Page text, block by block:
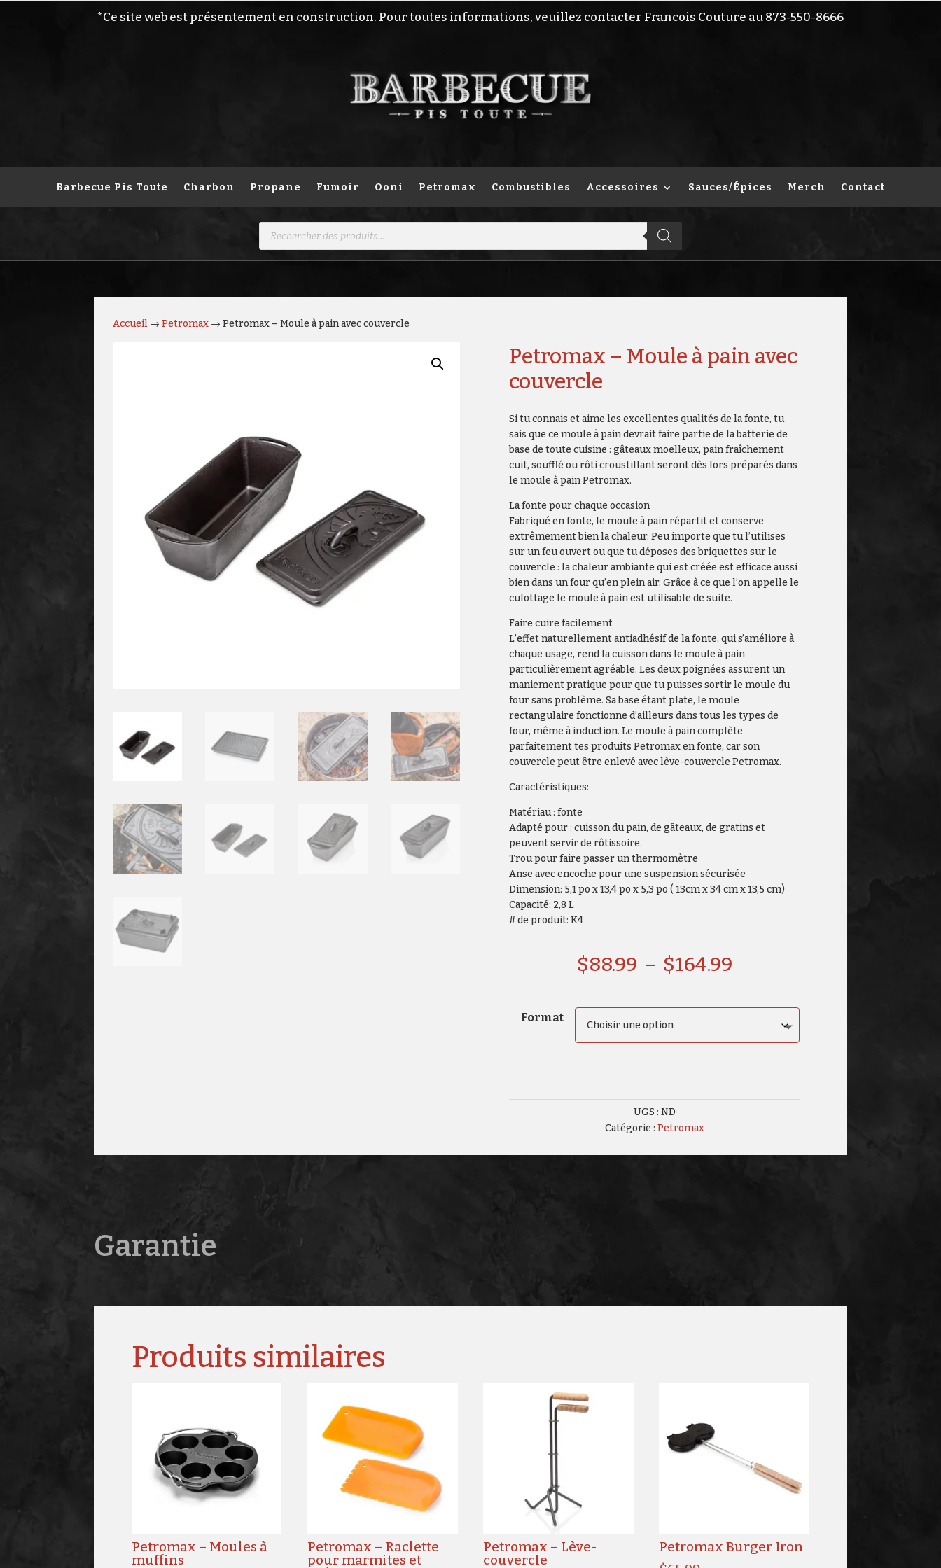
*Ce site web est présentement en construction. Pour toutes informations, veuillez contacter Francois Couture au 873-550-8666
Barbecue Pis Toute Charbon Propane Fumoir Ooni Petromax Combustibles Accessoires Sauces/Épices Merch Contact
Recherche
Accueil →Petromax → Petromax – Moule à pain avec couvercle
Petromax – Moule à pain avec
couvercle
Si tu connais et aime les excellentes qualités de la fonte, tu
sais que ce moule à pain devrait faire partie de la batterie de
base de toute cuisine : gâteaux moelleux, pain fraîchement
cuit, soufflé ou rôti croustillant seront dès lors préparés dans
le moule à pain Petromax.
La fonte pour chaque occasion
Fabriqué en fonte, le moule à pain répartit et conserve
extrêmement bien la chaleur. Peu importe que tu l’utilises
sur un feu ouvert ou que tu déposes des briquettes sur le
couvercle : la chaleur ambiante qui est créée est efficace aussi
bien dans un four qu’en plein air. Grâce à ce que l’on appelle le
culottage le moule à pain est utilisable de suite.
Faire cuire facilement
L’effet naturellement antiadhésif de la fonte, qui s’améliore à
chaque usage, rend la cuisson dans le moule à pain
particulièrement agréable. Les deux poignées assurent un
maniement pratique pour que tu puisses sortir le moule du
four sans problème. Sa base étant plate, le moule
rectangulaire fonctionne d’ailleurs dans tous les types de
four, même à induction. Le moule à pain complète
parfaitement tes produits Petromax en fonte, car son
couvercle peut être enlevé avec lève-couvercle Petromax.
Caractéristiques:
Matériau : fonte
Adapté pour : cuisson du pain, de gâteaux, de gratins et
peuvent servir de rôtissoire.
Trou pour faire passer un thermomètre
Anse avec encoche pour une suspension sécurisée
Dimension: 5,1 po x 13,4 po x 5,3 po ( 13cm x 34 cm x 13,5 cm)
Capacité: 2,8 L
# de produit: K4
$88.99 – $164.99
$88.99
$164.99
Format
UGS : ND
Catégorie : Petromax
Garantie
Produits similaires
Petromax – Moules à
muffins
Petromax – Raclette
pour marmites et
Petromax – Lève-
couvercle
Petromax Burger Iron